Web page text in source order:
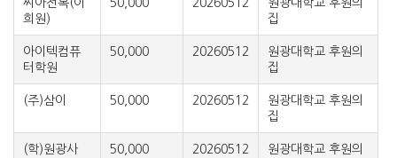
씨아전복(이
희원)
50,000 20260512
원광대학교 후원의
집
아이텍컴퓨
터학원
50,000 20260512
원광대학교 후원의
집
(주)삼이 50,000 20260512
원광대학교 후원의
집
(학)원광사 50,000 20260512
원광대학교 후원의